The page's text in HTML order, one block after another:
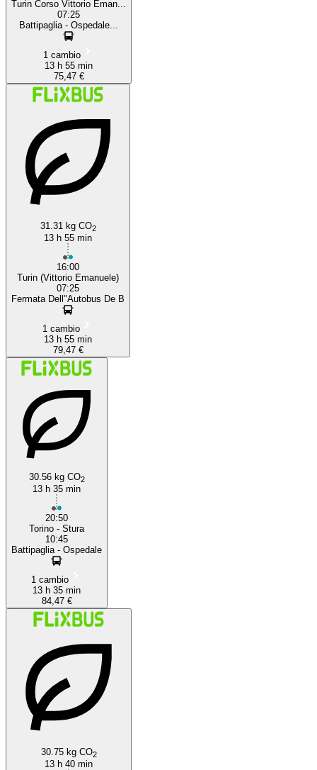
Turin Corso Vittorio Eman...
07:25
Battipaglia - Ospedale...
1 cambio
13 h 55 min
75,47 €
31.31 kg CO2
13 h 55 min
16:00
Turin (Vittorio Emanuele)
07:25
Fermata Dell"Autobus De B
1 cambio
13 h 55 min
79,47 €
30.56 kg CO2
13 h 35 min
20:50
Torino - Stura
10:45
Battipaglia - Ospedale
1 cambio
13 h 35 min
84,47 €
30.75 kg CO2
13 h 40 min